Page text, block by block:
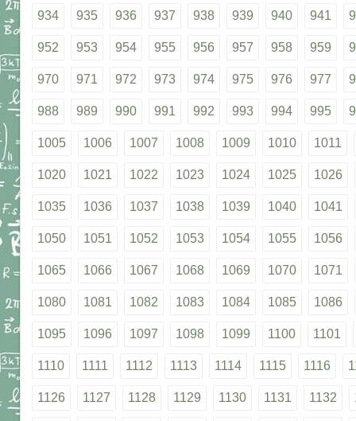
934 935 936 937 938 939 940 941
952 953 954 955 956 957 958 959
970 971 972 973 974 975 976 977
988 989 990 991 992 993 994 995
1005 1006 1007 1008 1009 1010 1011
1020 1021 1022 1023 1024 1025 1026
1035 1036 1037 1038 1039 1040 1041
1050 1051 1052 1053 1054 1055 1056
1065 1066 1067 1068 1069 1070 1071
1080 1081 1082 1083 1084 1085 1086
1095 1096 1097 1098 1099 1100 1101
1110 1111 1112 1113 1114 1115 1116
1126 1127 1128 1129 1130 1131 1132